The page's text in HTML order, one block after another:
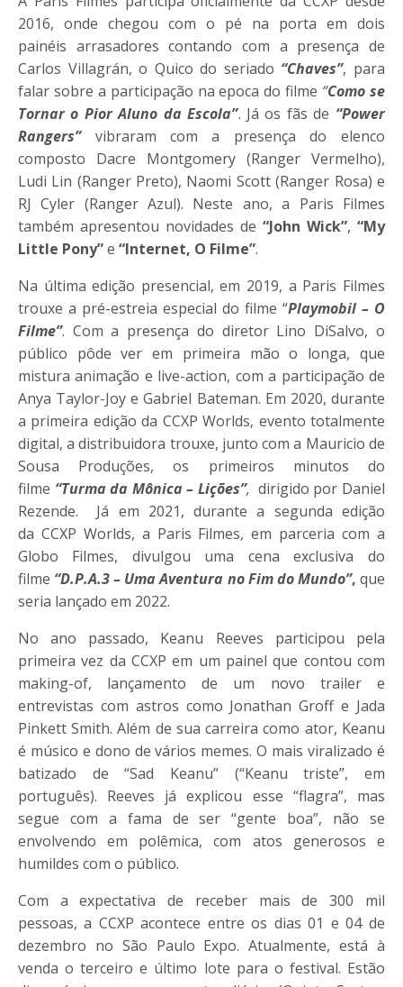
2016, onde chegou com o pé na porta em dois
painéis arrasadores contando com a presença de
Carlos Villagrán, o Quico do seriado “Chaves”, para
falar sobre a participação na epoca do filme “Como se
Tornar o Pior Aluno da Escola”. Já os fãs de “Power
Rangers”
vibraram com a presença do elenco
composto Dacre Montgomery (Ranger Vermelho),
Ludi Lin (Ranger Preto), Naomi Scott (Ranger Rosa) e
RJ Cyler (Ranger Azul). Neste ano, a Paris Filmes
também apresentou novidades de “John Wick”, “My
Little Pony”e“Internet, O Filme”.
Na última edição presencial, em 2019, a Paris Filmes
trouxe a pré-estreia especial do filme “Playmobil – O
Filme”. Com a presença do diretor Lino DiSalvo, o
público pôde ver em primeira mão o longa, que
mistura animação e live-action, com a participação de
Anya Taylor-Joy e Gabriel Bateman. Em 2020, durante
a primeira edição da CCXP Worlds, evento totalmente
digital, a distribuidora trouxe, junto com a Mauricio de
Sousa Produções, os primeiros minutos do
filme “Turma da Mônica – Lições”, dirigido por Daniel
Rezende. Já em 2021, durante a segunda edição
da CCXP Worlds, a Paris Filmes, em parceria com a
Globo Filmes, divulgou uma cena exclusiva do
filme “D.P.A.3 – Uma Aventura no Fim do Mundo”, que
seria lançado em 2022.
No ano passado, Keanu Reeves participou pela
primeira vez da CCXP em um painel que contou com
making-of, lançamento de um novo trailer e
entrevistas com astros como Jonathan Groff e Jada
Pinkett Smith. Além de sua carreira como ator, Keanu
é músico e dono de vários memes. O mais viralizado é
batizado de “Sad Keanu” (“Keanu triste”, em
português). Reeves já explicou esse “flagra”, mas
segue com a fama de ser “gente boa”, não se
envolvendo em polêmica, com atos generosos e
humildes com o público.
Com a expectativa de receber mais de 300 mil
pessoas, a CCXP acontece entre os dias 01 e 04 de
dezembro no São Paulo Expo. Atualmente, está à
venda o terceiro e último lote para o festival. Estão